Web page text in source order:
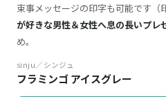
束事メッセージの印字も可能です（
が好きな男性＆女性へ息の長いプレ
め。
sinju／シンジュ
フラミンゴ アイスグレー